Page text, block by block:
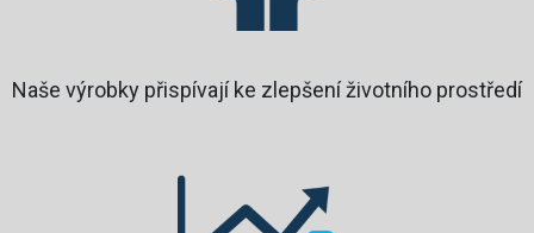
Naše výrobky přispívají ke zlepšení životního prostředí